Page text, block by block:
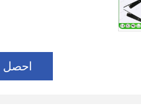
احصل